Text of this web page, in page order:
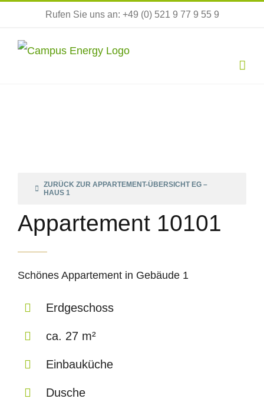
springen
Rufen Sie uns an: +49 (0) 521 9 77 9 55 9
ZURÜCK ZUR APPARTEMENT-ÜBERSICHT EG –
HAUS 1
Appartement 10101
Schönes Appartement in Gebäude 1
Erdgeschoss
ca. 27 m²
Einbauküche
Dusche